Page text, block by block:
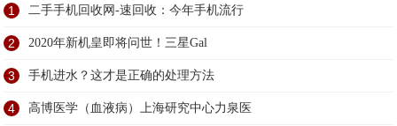
1 二手手机回收网-速回收：今年手机流行
2 2020年新机皇即将问世！三星Gal
3 手机进水？这才是正确的处理方法
4 高博医学（血液病）上海研究中心力泉医